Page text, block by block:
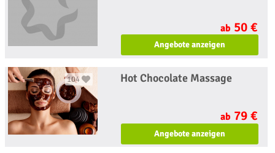
ab 50 €
Angebote anzeigen
104 Hot Chocolate Massage
ab 79 €
Angebote anzeigen